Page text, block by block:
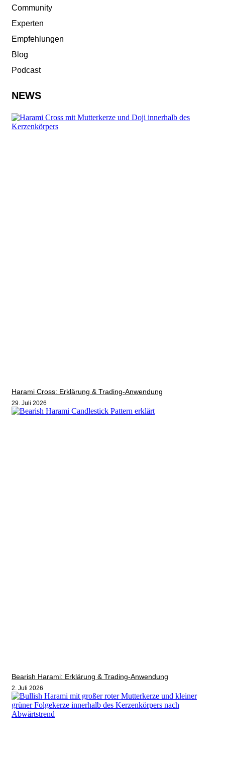
Community
Experten
Empfehlungen
Blog
Podcast
NEWS
Harami Cross: Erklärung & Trading-Anwendung
29. Juli 2026
Bearish Harami: Erklärung & Trading-Anwendung
2. Juli 2026